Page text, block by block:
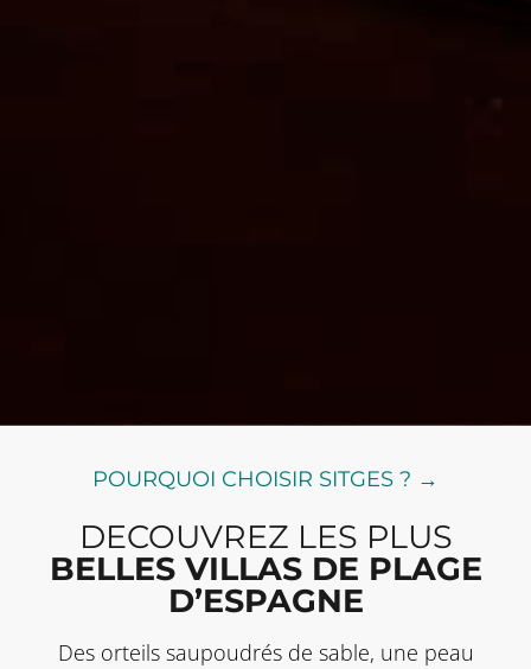
POURQUOI CHOISIR SITGES ? →
DECOUVREZ LES PLUS
BELLES VILLAS DE PLAGE
D’ESPAGNE
Des orteils saupoudrés de sable, une peau